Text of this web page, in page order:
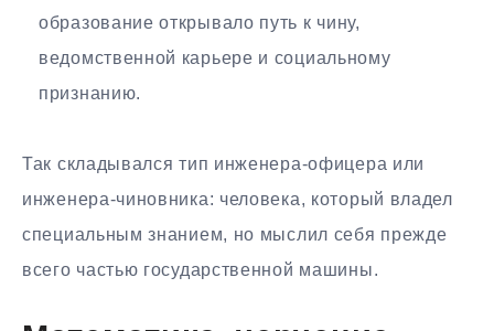
образование открывало путь к чину,
ведомственной карьере и социальному
признанию.
Так складывался тип инженера-офицера или
инженера-чиновника: человека, который владел
специальным знанием, но мыслил себя прежде
всего частью государственной машины.